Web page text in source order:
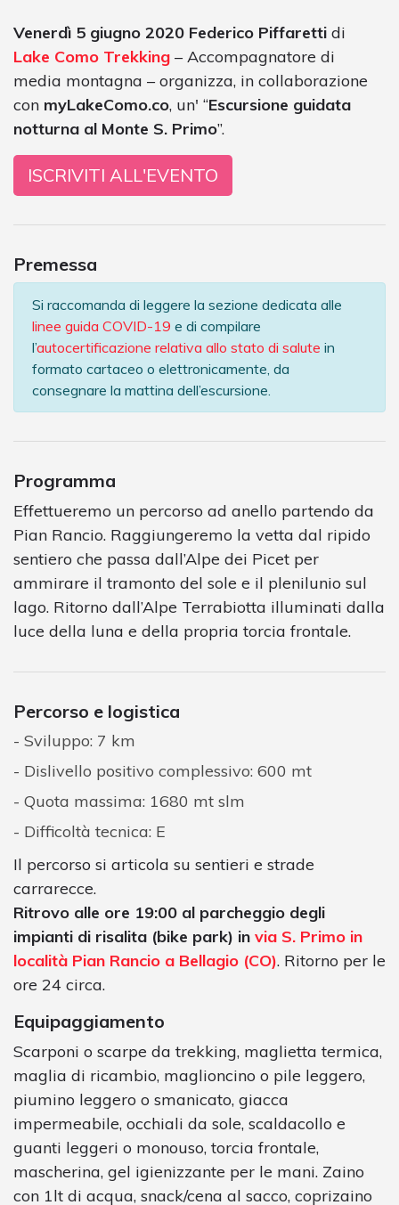
Venerdì 5 giugno 2020 Federico Piffaretti di
Lake Como Trekking – Accompagnatore di
media montagna – organizza, in collaborazione
con myLakeComo.co, un' “Escursione guidata
notturna al Monte S. Primo”.
ISCRIVITI ALL'EVENTO
Premessa
Si raccomanda di leggere la sezione dedicata alle
linee guida COVID-19 e di compilare
l’autocertificazione relativa allo stato di salute in
formato cartaceo o elettronicamente, da
consegnare la mattina dell’escursione.
Programma
Effettueremo un percorso ad anello partendo da
Pian Rancio. Raggiungeremo la vetta dal ripido
sentiero che passa dall’Alpe dei Picet per
ammirare il tramonto del sole e il plenilunio sul
lago. Ritorno dall’Alpe Terrabiotta illuminati dalla
luce della luna e della propria torcia frontale.
Percorso e logistica
Sviluppo: 7 km
Dislivello positivo complessivo: 600 mt
Quota massima: 1680 mt slm
Difficoltà tecnica: E
Il percorso si articola su sentieri e strade
carrarecce.
Ritrovo alle ore 19:00 al parcheggio degli
impianti di risalita (bike park) in via S. Primo in
località Pian Rancio a Bellagio (CO). Ritorno per le
ore 24 circa.
Equipaggiamento
Scarponi o scarpe da trekking, maglietta termica,
maglia di ricambio, maglioncino o pile leggero,
piumino leggero o smanicato, giacca
impermeabile, occhiali da sole, scaldacollo e
guanti leggeri o monouso, torcia frontale,
mascherina, gel igienizzante per le mani. Zaino
con 1lt di acqua, snack/cena al sacco, coprizaino